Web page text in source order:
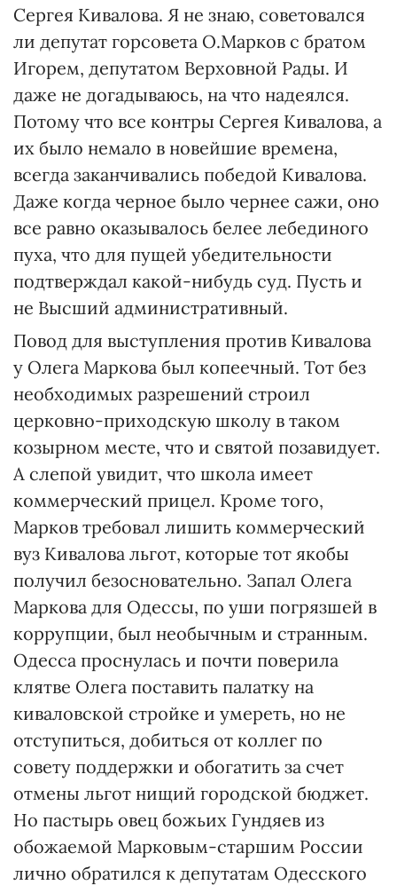
Сергея Кивалова. Я не знаю, советовался
ли депутат горсовета О.Марков с братом
Игорем, депутатом Верховной Рады. И
даже не догадываюсь, на что надеялся.
Потому что все контры Сергея Кивалова, а
их было немало в новейшие времена,
всегда заканчивались победой Кивалова.
Даже когда черное было чернее сажи, оно
все равно оказывалось белее лебединого
пуха, что для пущей убедительности
подтверждал какой-нибудь суд. Пусть и
не Высший административный.
Повод для выступления против Кивалова
у Олега Маркова был копеечный. Тот без
необходимых разрешений строил
церковно-приходскую школу в таком
козырном месте, что и святой позавидует.
А слепой увидит, что школа имеет
коммерческий прицел. Кроме того,
Марков требовал лишить коммерческий
вуз Кивалова льгот, которые тот якобы
получил безосновательно. Запал Олега
Маркова для Одессы, по уши погрязшей в
коррупции, был необычным и странным.
Одесса проснулась и почти поверила
клятве Олега поставить палатку на
киваловской стройке и умереть, но не
отступиться, добиться от коллег по
совету поддержки и обогатить за счет
отмены льгот нищий городской бюджет.
Но пастырь овец божьих Гундяев из
обожаемой Марковым-старшим России
лично обратился к депутатам Одесского